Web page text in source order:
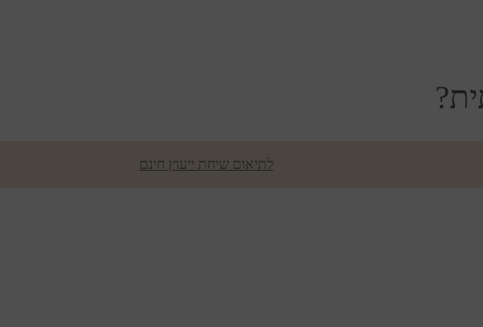
לתיאום שיחת ייעוץ חינם